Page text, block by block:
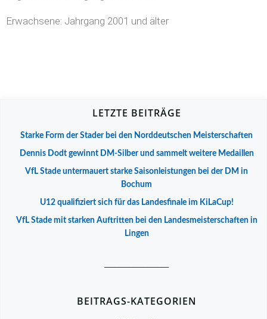
Erwachsene: Jahrgang 2001 und älter
LETZTE BEITRÄGE
Starke Form der Stader bei den Norddeutschen Meisterschaften
Dennis Dodt gewinnt DM-Silber und sammelt weitere Medaillen
VfL Stade untermauert starke Saisonleistungen bei der DM in
Bochum
U12 qualifiziert sich für das Landesfinale im KiLaCup!
VfL Stade mit starken Auftritten bei den Landesmeisterschaften in
Lingen
BEITRAGS-KATEGORIEN